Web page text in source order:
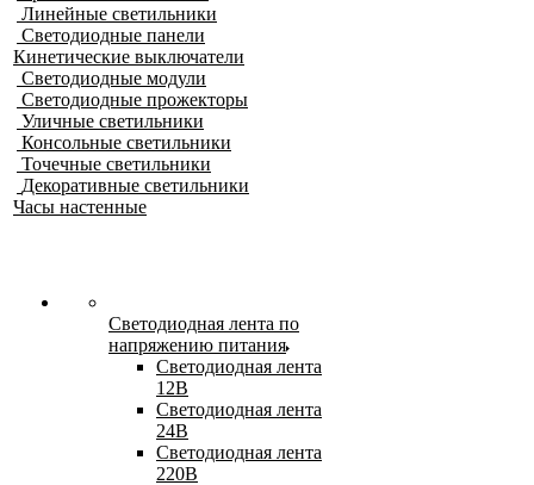
Линейные светильники
Светодиодные панели
Кинетические выключатели
Светодиодные модули
Светодиодные прожекторы
Уличные светильники
Консольные светильники
Точечные светильники
Декоративные светильники
Часы настенные
Светодиодная лента по
напряжению питания
Светодиодная лента
12В
Светодиодная лента
24В
Светодиодная лента
220В